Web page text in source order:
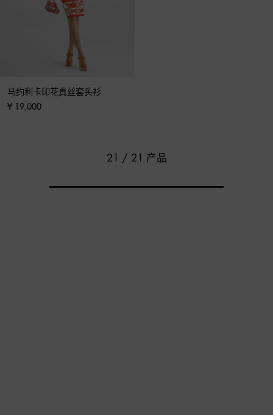
马约利卡印花真丝套头衫
¥ 19,000
21 / 21 产品